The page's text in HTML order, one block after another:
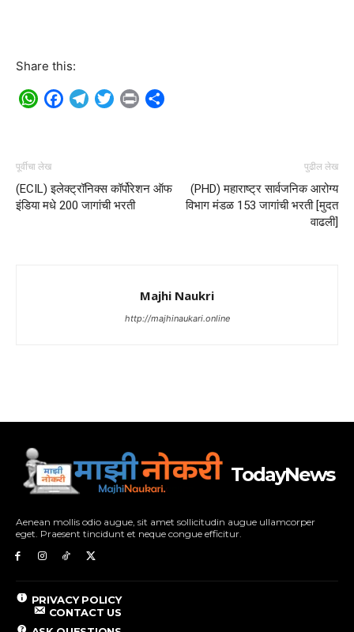
Share this:
WhatsApp
Facebook
TelegramTwitterPrint
पूर्वीचा लेख
(ECIL) इलेक्ट्रॉनिक्स कॉर्पोरेशन ऑफ
इंडिया मधे 200 जागांची भरती
पुढील लेख
(PHD) महाराष्ट्र सार्वजनिक आरोग्य
विभाग मंडळ 153 जागांची भरती [मुदत
वाढली]
Majhi Naukri
http://majhinaukari.online
TodayNews
Aenean mollis odio augue, sit amet sollicitudin augue ullamcorper
eget. Praesent tincidunt et neque congue efficitur.
PRIVACY POLICY
CONTACT US